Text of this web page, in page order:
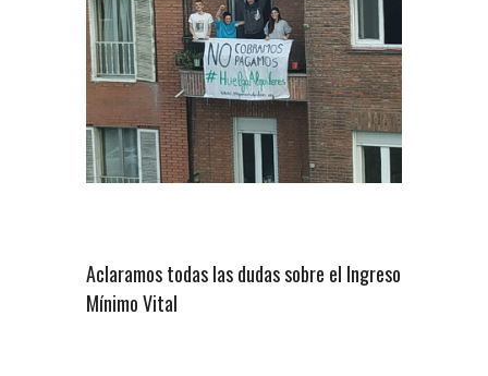
Aclaramos todas las dudas sobre el Ingreso
Mínimo Vital